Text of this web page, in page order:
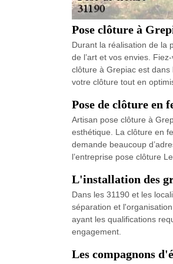
Pose clôture à
Durant la réalisation de la
de l’art et vos envies.
clôture à Grepiac est dans
votre clôture tout en
Pose de clôture en
Artisan pose clôture à
esthétique. La clôture en
demande beaucoup
l’entreprise pose clôture
L'installation des
Dans les 31190 et les
séparation et
ayant les qualifications
engagement.
Les compagnons